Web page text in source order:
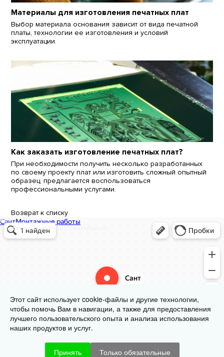
Материалы для изготовления печатных плат
Выбор материала основания зависит от вида печатной
платы, технологии ее изготовления и условий
эксплуатации.
Как заказать изготовление печатных плат?
При необходимости получить несколько разработанных
по своему проекту плат или изготовить сложный опытный
образец, предлагается воспользоваться
профессиональными услугами.
Возврат к списку
Сант
Монтажные работы в Новосибирске
Этот сайт использует cookie-файлы и другие технологии,
чтобы помочь Вам в навигации, а также для предоставления
лучшего пользовательского опыта и анализа использования
наших продуктов и услуг.
Принять Только обязательные